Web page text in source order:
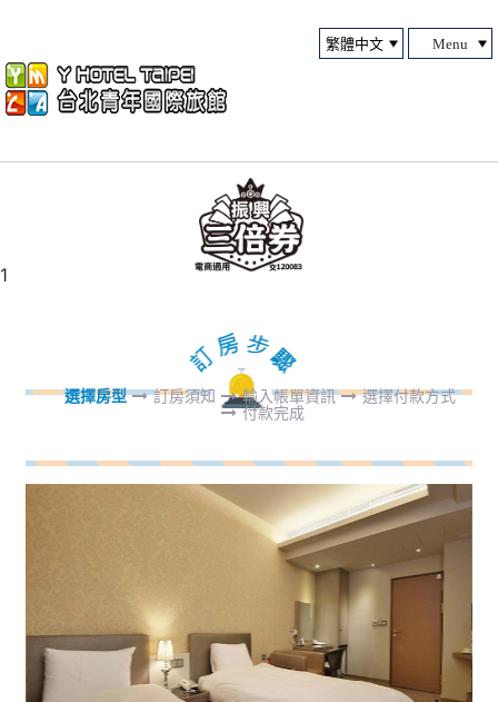
Menu
1
選擇房型 訂房須知 輸入帳單資訊
選擇付款方式
付款完成